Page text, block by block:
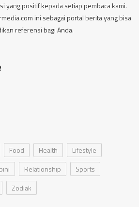
yang positif kepada setiap pembaca kami.
ini sebagai portal berita yang bisa
referensi bagi Anda.
Food Health
Lifestyle
Relationship
Sports
Zodiak